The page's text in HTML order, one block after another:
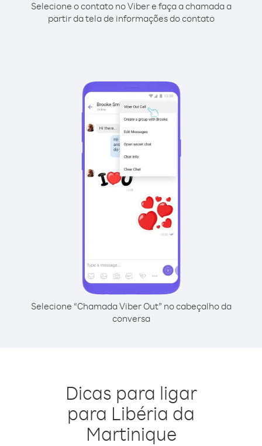
Selecione o contato no Viber e faça a chamada a
partir da tela de informações do contato
Selecione “Chamada Viber Out” no cabeçalho da
conversa
Dicas para ligar
para Libéria da
Martinique